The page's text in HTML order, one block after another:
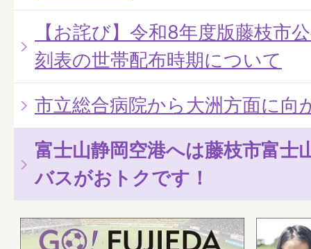
【お詫び】令和8年度版藤枝市
刻表の世帯配布時期について
市立総合病院から大洲方面に向
富士山静岡空港へは藤枝市富士
バスがおトクです！